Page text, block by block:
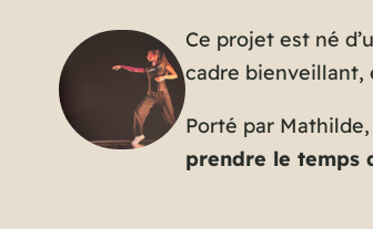
Ce projet est né
cadre bienveillant,
Porté par
prendre le temps